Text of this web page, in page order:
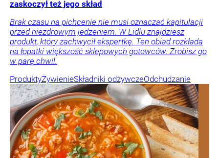
zaskoczył też jego skład
Brak czasu na pichcenie nie musi oznaczać kapitulacji
przed niezdrowym jedzeniem. W Lidlu znajdziesz
produkt, który zachwycił ekspertkę. Ten obiad rozkłada
na łopatki większość sklepowych gotowców. Zrobisz go
w parę chwil.
ProduktyŻywienieSkładniki odżywczeOdchudzanie